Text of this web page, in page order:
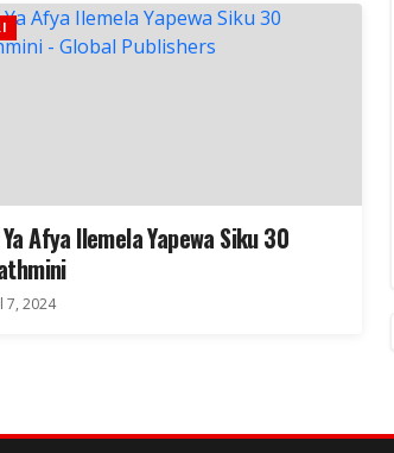
Afya Ilemela Yapewa Siku 30
7, 2024